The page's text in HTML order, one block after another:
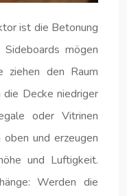
ist die Betonung
mögen
ziehen den Raum
Decke niedriger
oder Vitrinen
und erzeugen
und Luftigkeit.
Werden die